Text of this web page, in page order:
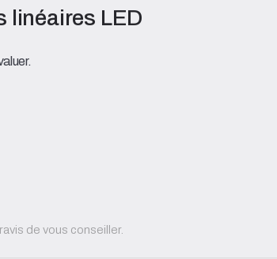
linéaires LED
de vous conseiller.